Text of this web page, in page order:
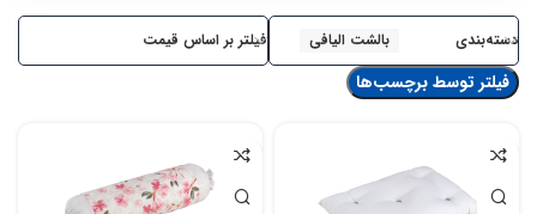
دسته‌بندی بالشت الیافی فیلتر بر اساس قیمت
فیلتر توسط برچسب‌ها